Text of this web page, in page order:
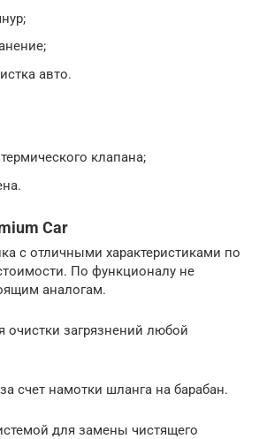
авто.
клапана;
Car
с отличными характеристиками по
По функционалу не
аналогам.
очистки загрязнений любой
счет намотки шланга на барабан.
для замены чистящего